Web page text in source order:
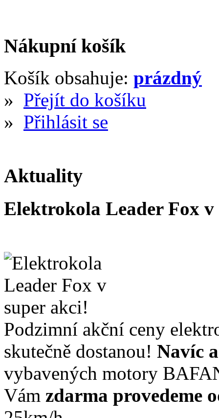
Nákupní košík
Košík obsahuje: prázdný
» Přejít do košíku
» Přihlásit se
Aktuality
Elektrokola Leader Fox
Podzimní akční ceny
skutečně dostanou! Navíc
vybavených motory
Vám zdarma provedeme